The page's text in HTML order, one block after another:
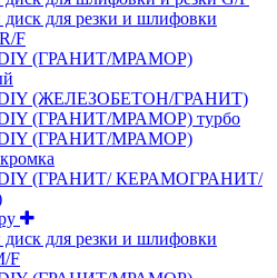
для резки и шлифовки
F
DIY (ГРАНИТ/МРАМОР)
DIY (ЖЕЛЕЗОБЕТОН/ГРАНИТ)
DIY (ГРАНИТ/МРАМОР) турбо
DIY (ГРАНИТ/МРАМОР)
DIY (ГРАНИТ/ КЕРАМОГРАНИТ/
для резки и шлифовки
F